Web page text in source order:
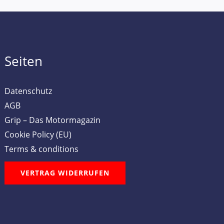
Seiten
Datenschutz
AGB
Grip – Das Motormagazin
Cookie Policy (EU)
Terms & conditions
VERTRAG WIDERRUFEN